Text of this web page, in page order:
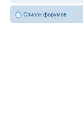
Список форумов